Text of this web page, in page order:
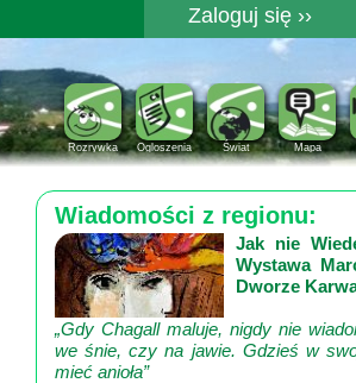
Zaloguj się ››
Rejestracja
Pomoc
Mapa
Świat
Ogloszenia
Rozrywka
Wiadomości z regionu:
Jak nie
Wystawa
Dworze
„Gdy Chagall maluje, nigdy nie
we śnie, czy na jawie. Gdzieś w
mieć anioła”